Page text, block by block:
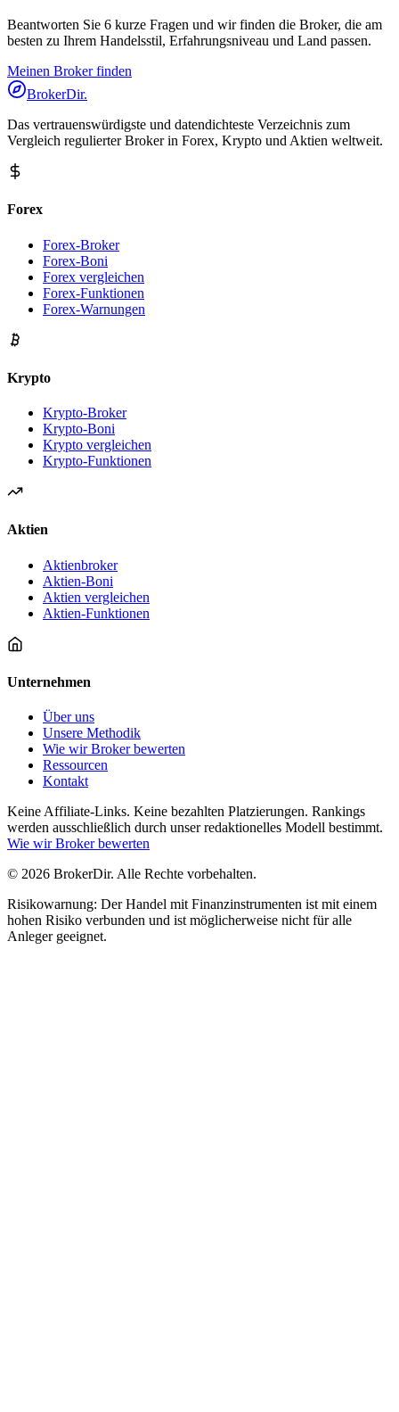
Beantworten Sie 6 kurze Fragen und wir finden die Broker, die am
besten zu Ihrem Handelsstil, Erfahrungsniveau und Land passen.
Meinen Broker finden
BrokerDir.
Das vertrauenswürdigste und datendichteste Verzeichnis zum
Vergleich regulierter Broker in Forex, Krypto und Aktien weltweit.
Forex
Forex-Broker
Forex-Boni
Forex vergleichen
Forex-Funktionen
Forex-Warnungen
Krypto
Krypto-Broker
Krypto-Boni
Krypto vergleichen
Krypto-Funktionen
Aktien
Aktienbroker
Aktien-Boni
Aktien vergleichen
Aktien-Funktionen
Unternehmen
Über uns
Unsere Methodik
Wie wir Broker bewerten
Ressourcen
Kontakt
Keine Affiliate-Links. Keine bezahlten Platzierungen. Rankings
werden ausschließlich durch unser redaktionelles Modell bestimmt.
Wie wir Broker bewerten
© 2026 BrokerDir. Alle Rechte vorbehalten.
Risikowarnung: Der Handel mit Finanzinstrumenten ist mit einem
hohen Risiko verbunden und ist möglicherweise nicht für alle
Anleger geeignet.